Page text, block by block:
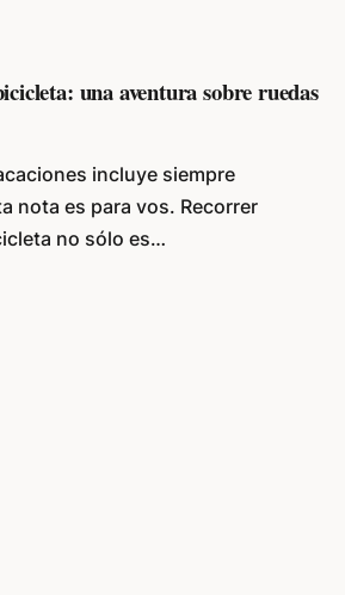
una aventura sobre ruedas
incluye siempre
nota es para vos. Recorrer
no sólo es…